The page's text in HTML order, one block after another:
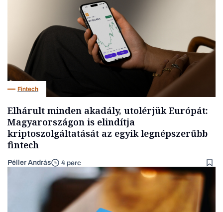
Fintech
Elhárult minden akadály, utolérjük Európát:
Magyarországon is elindítja
kriptoszolgáltatását az egyik legnépszerűbb
fintech
Péller András 4 perc